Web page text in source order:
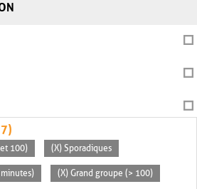
100) (X) Sporadiques
(X) Grand groupe (> 100)